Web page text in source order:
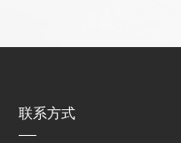
联系方式